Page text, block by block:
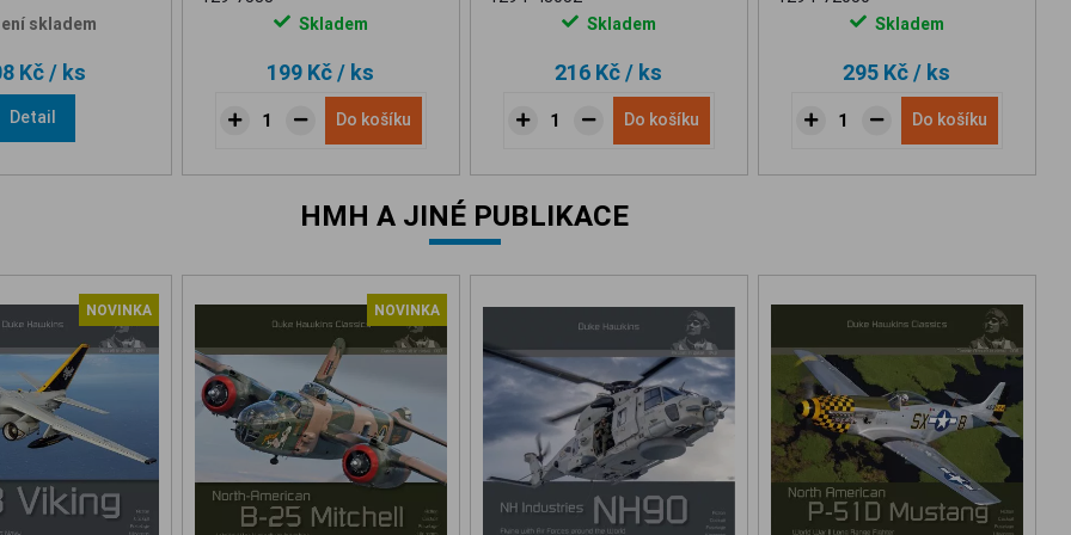
skladem
Kč/ ks
Detail
Skladem
199 Kč/ ks
Do košíku
Skladem
216 Kč/ ks
Do košíku
Skladem
295 Kč/ ks
Do košíku
HMH A JINÉ PUBLIKACE
NOVINKA NOVINKA